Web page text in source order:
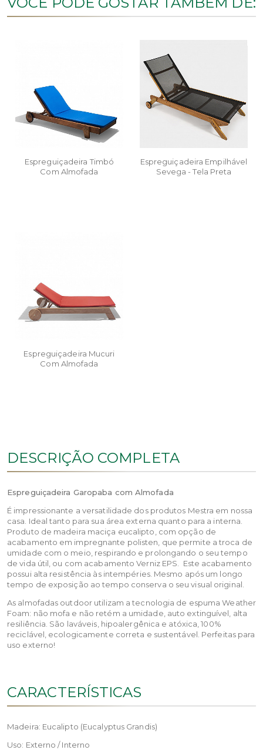
Espreguiçadeira Timbó
Com Almofada
Espreguiçadeira Empilhável
Sevega - Tela Preta
Espreguiçadeira Mucuri
Com Almofada
DESCRIÇÃO COMPLETA
Espreguiçadeira Garopaba com Almofada
É impressionante a versatilidade dos produtos Mestra em nossa
casa. Ideal tanto para sua área externa quanto para a interna.
Produto de madeira maciça eucalipto, com opção de
acabamento em impregnante polisten, que permite a troca de
umidade com o meio, respirando e prolongando o seu tempo
de vida útil, ou com acabamento Verniz EPS. Este acabamento
possui alta resistência às intempéries. Mesmo após um longo
tempo de exposição ao tempo conserva o seu visual original.
As almofadas outdoor utilizam a tecnologia de espuma Weather
Foam: não mofa e não retém a umidade, auto extinguível, alta
resiliência. São laváveis, hipoalergênica e atóxica, 100%
reciclável, ecologicamente correta e sustentável. Perfeitas para
uso externo!
CARACTERÍSTICAS
Madeira: Eucalipto (Eucalyptus Grandis)
Uso: Externo / Interno